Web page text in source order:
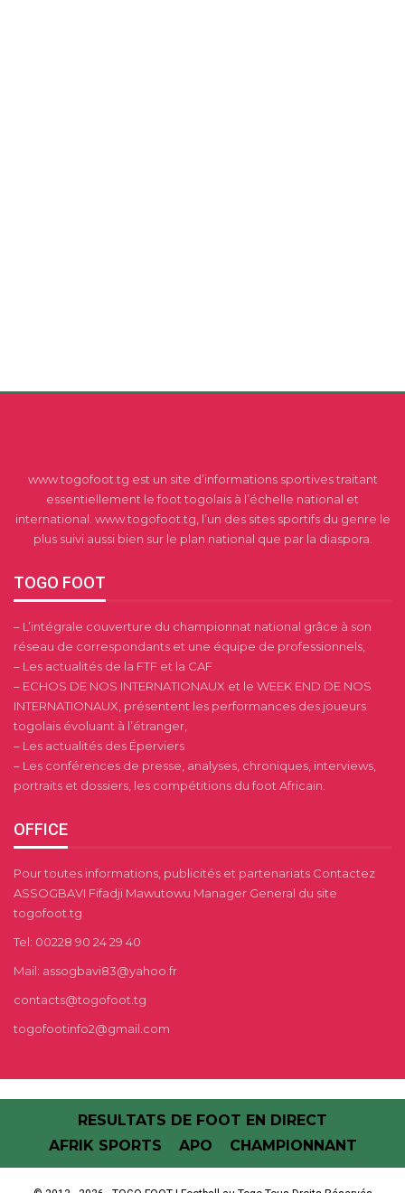
www.togofoot.tg est un site d’informations sportives traitant
essentiellement le foot togolais à l’échelle national et
international. www.togofoot.tg, l’un des sites sportifs du genre le
plus suivi aussi bien sur le plan national que par la diaspora.
TOGO FOOT
– L’intégrale couverture du championnat national grâce à son
réseau de correspondants et une équipe de professionnels,
– Les actualités de la FTF et la CAF
– ECHOS DE NOS INTERNATIONAUX et le WEEK END DE NOS
INTERNATIONAUX, présentent les performances des joueurs
togolais évoluant à l’étranger,
– Les actualités des Éperviers
– Les conférences de presse, analyses, chroniques, interviews,
portraits et dossiers, les compétitions du foot Africain.
OFFICE
Pour toutes informations, publicités et partenariats Contactez
ASSOGBAVI Fifadji Mawutowu Manager General du site
togofoot.tg
Tel: 00228 90 24 29 40
Mail: assogbavi83@yahoo.fr
contacts@togofoot.tg
togofootinfo2@gmail.com
RESULTATS DE FOOT EN DIRECT
AFRIK SPORTS
APO CHAMPIONNANT